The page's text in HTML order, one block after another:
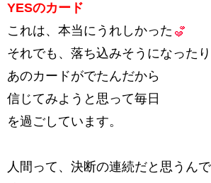
YESのカード
これは、本当にうれしかった
それでも、落ち込みそうになった
あのカードがでたんだから
信じてみようと思って毎日
を過ごしています。
人間って、決断の連続だと思うんで